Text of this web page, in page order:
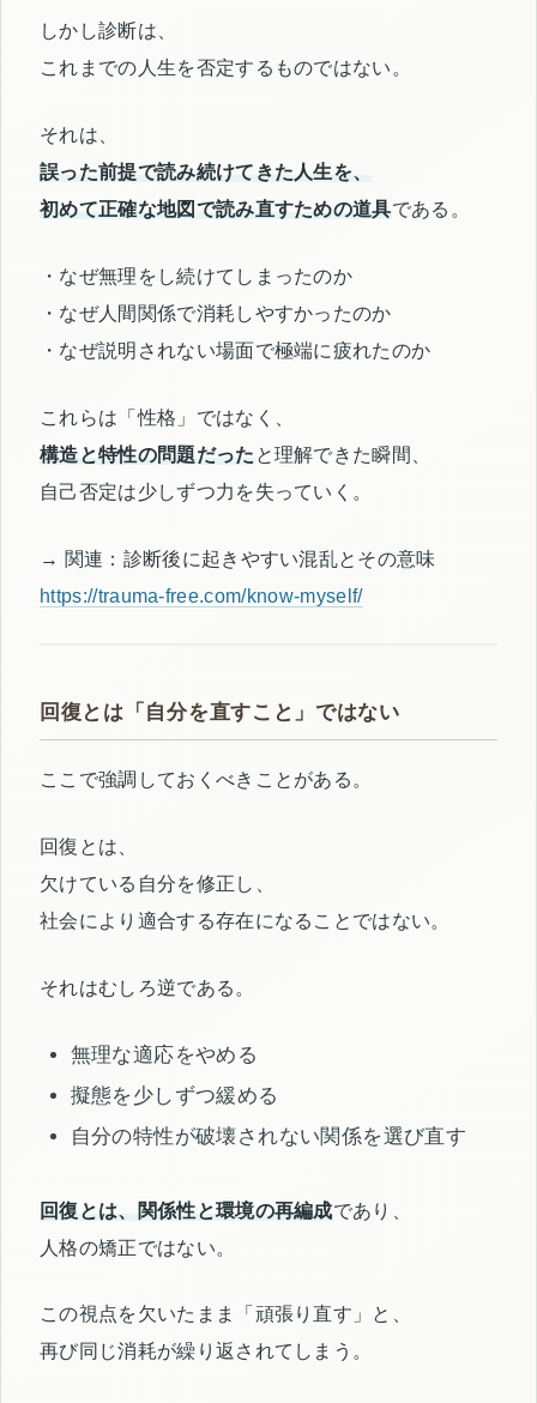
しかし診断は、
これまでの人生を否定するものではない。
それは、
誤った前提で読み続けてきた人生を、
初めて正確な地図で読み直すための道具である。
・なぜ無理をし続けてしまったのか
・なぜ人間関係で消耗しやすかったのか
・なぜ説明されない場面で極端に疲れたのか
これらは「性格」ではなく、
構造と特性の問題だった と理解できた瞬間、
自己否定は少しずつ力を失っていく。
→ 関連：診断後に起きやすい混乱とその意味
https://trauma-free.com/know-myself/
回復とは「自分を直すこと」ではない
ここで強調しておくべきことがある。
回復とは、
欠けている自分を修正し、
社会により適合する存在になることではない。
それはむしろ逆である。
無理な適応をやめる
擬態を少しずつ緩める
自分の特性が破壊されない関係を選び直す
回復とは、関係性と環境の再編成であり、
人格の矯正ではない。
この視点を欠いたまま「頑張り直す」と、
再び同じ消耗が繰り返されてしまう。